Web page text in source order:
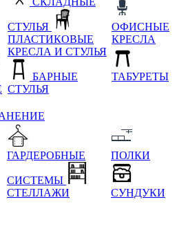
СТУЛЬЯ
ПЛАСТИКОВЫЕ
КРЕСЛА И СТУЛЬЯ
БАРНЫЕ
СТУЛЬЯ
ОФИСНЫЕ
КРЕСЛА
ТАБУРЕТЫ
ГАРДЕРОБНЫЕ
СИСТЕМЫ
СТЕЛЛАЖИ
ПОЛКИ
СУНДУКИ